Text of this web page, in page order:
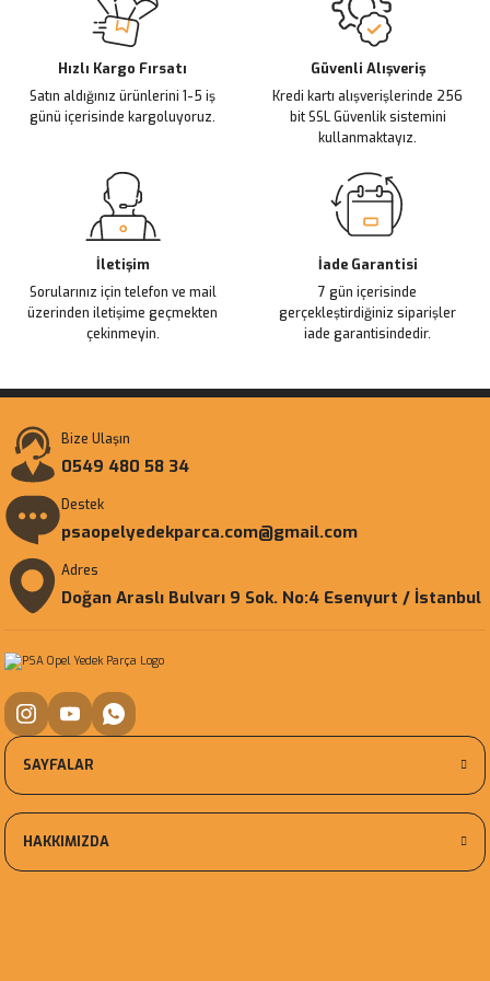
Ürün açıklamasında eksik bilgiler bulunuyor.
Ürün bilgilerinde hatalar bulunuyor.
Ürün fiyatı diğer sitelerden daha pahalı.
Bu ürüne benzer farklı alternatifler olmalı.
Hızlı Kargo Fırsatı
Satın aldığınız ürünlerini 1-5 iş
günü içerisinde kargoluyoruz.
Güvenli Alışveriş
Kredi kartı alışverişlerinde 256
bit SSL Güvenlik sistemini
kullanmaktayız.
İletişim
Sorularınız için telefon ve mail
üzerinden iletişime geçmekten
çekinmeyin.
İade Garantisi
7 gün içerisinde
gerçekleştirdiğiniz siparişler
iade garantisindedir.
Bize Ulaşın
0549 480 58 34
Destek
psaopelyedekparca.com@gmail.com
Adres
Doğan Araslı Bulvarı 9 Sok. No:4 Esenyurt / İstanbul
SAYFALAR
HAKKIMIZDA